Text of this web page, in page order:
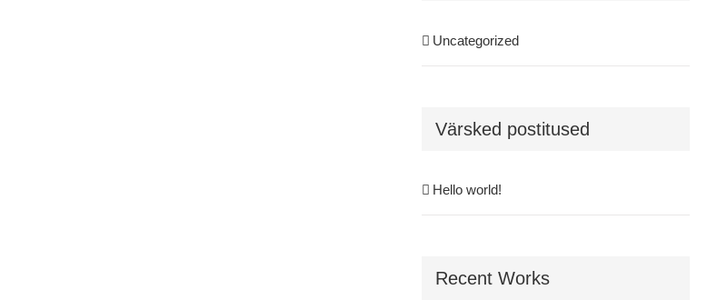
Uncategorized
Värsked postitused
Hello world!
Recent Works